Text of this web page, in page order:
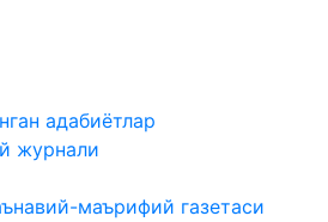
адабиётлар
журнали
маърифий газетаси